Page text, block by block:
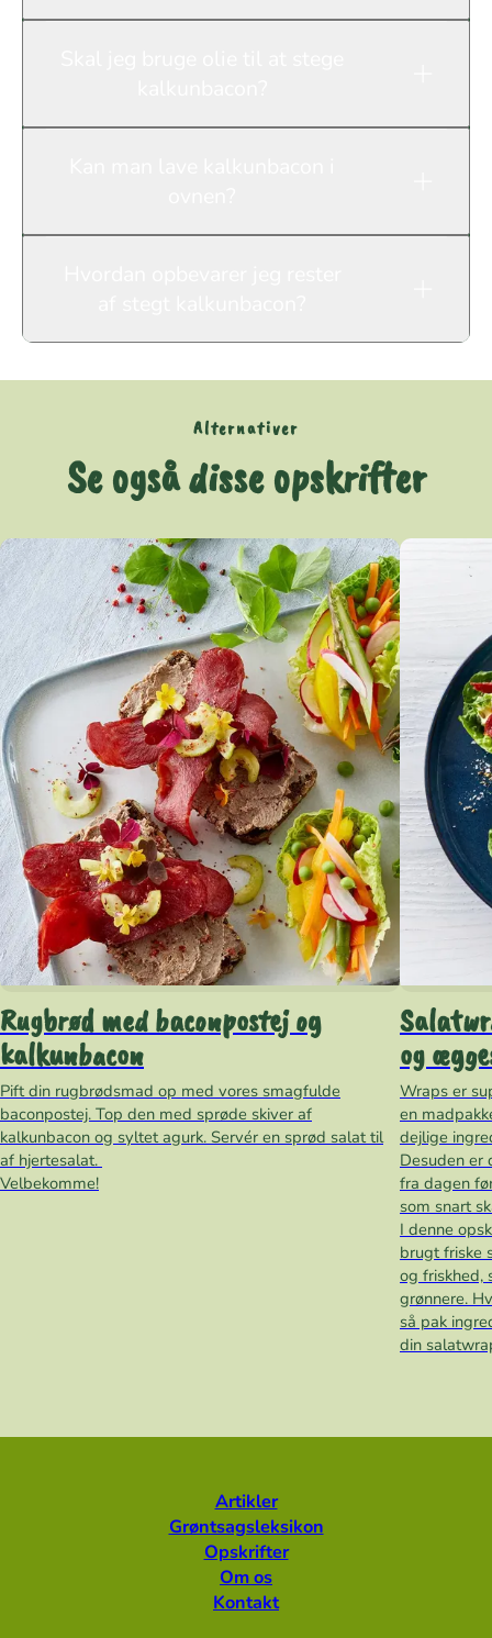
Alternativer
Se også disse opskrifter
Rugbrød med baconpostej og
kalkunbacon
Pift din rugbrødsmad op med vores smagfulde
baconpostej. Top den med sprøde skiver af
kalkunbacon og syltet agurk. Servér en sprød salat til
af hjertesalat.
Velbekomme!
og
Wraps er
en
dejlige
Desuden er
fra dagen
som snart
I denne
brugt friske
og friskhed,
grønnere.
så pak
din
Artikler
Grøntsagsleksikon
Opskrifter
Om os
Kontakt